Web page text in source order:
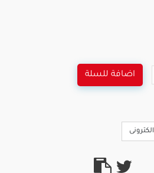
اضافة للسلة